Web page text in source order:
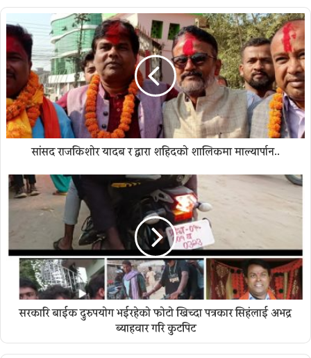
सांसद राजकिशाेर यादब र द्वारा शहिदकाे शालिकमा माल्यार्पान..
सरकारि बाईक दुरुपयाेग भईरहेकाे फाेटाे खिच्दा पत्रकार सिहंलाई अभद्र
ब्याहवार गरि कुटपिट